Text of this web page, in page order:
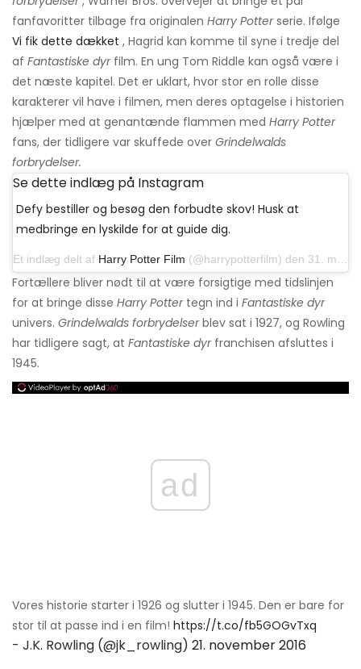
fanfavoritter tilbage fra originalen Harry Potterserie. Ifølge
Vi fik dette dækket , Hagrid kan komme til syne i tredje del
af Fantastiske dyrfilm. En ung Tom Riddle kan også være i
det næste kapitel. Det er uklart, hvor stor en rolle disse
karakterer vil have i filmen, men deres optagelse i historien
hjælper med at genantænde flammen med Harry Potter
fans, der tidligere var skuffede over Grindelwalds
forbrydelser.
Se dette indlæg på Instagram
Defy bestiller og besøg den forbudte skov! Husk at
medbringe en lyskilde for at guide dig.
Et indlæg delt af Harry Potter Film (@harrypotterfilm) den 31. marts 2017 kl. 8:57 PDT
Fortællere bliver nødt til at være forsigtige med tidslinjen
for at bringe disse Harry Pottertegn ind i Fantastiske dyr
univers. Grindelwalds forbrydelserblev sat i 1927, og Rowling
har tidligere sagt, at Fantastiske dyrfranchisen afsluttes i
1945.
ad
Vores historie starter i 1926 og slutter i 1945. Den er bare for
stor til at passe ind i en film! https://t.co/fb5GOGvTxq
- J.K. Rowling (@jk_rowling) 21. november 2016